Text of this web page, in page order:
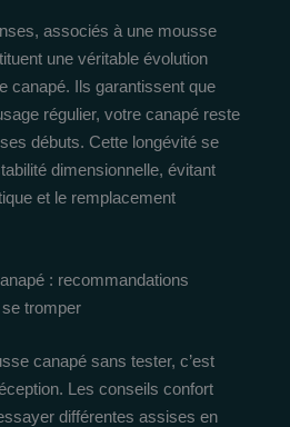
associés à une mousse
une véritable évolution
canapé. Ils garantissent que
régulier, votre canapé reste
débuts. Cette longévité se
dimensionnelle, évitant
et le remplacement
: recommandations
tromper
canapé sans tester, c’est
Les conseils confort
différentes assises en